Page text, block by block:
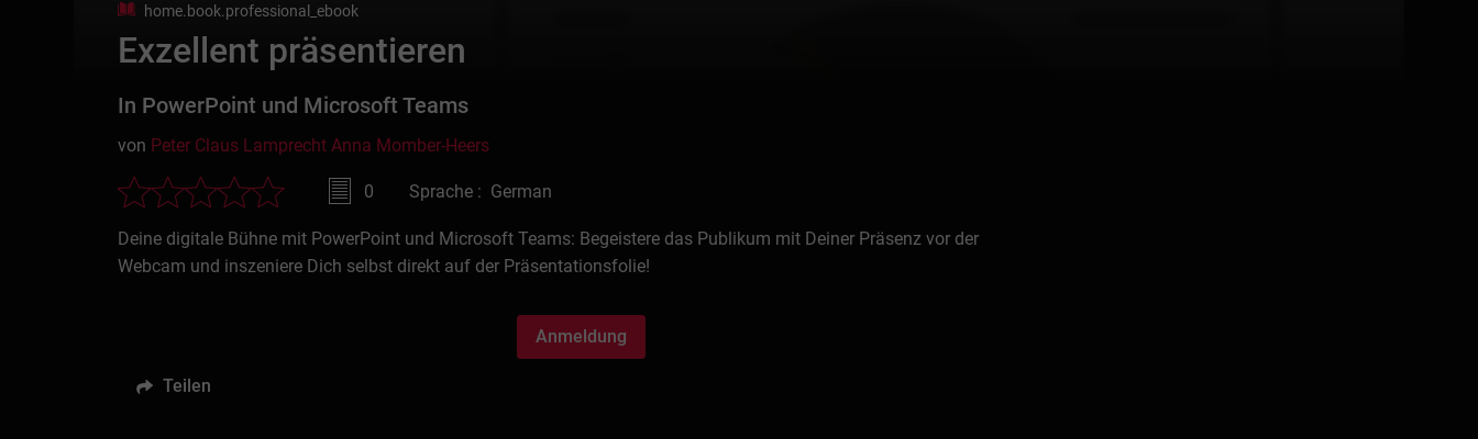
home.book.professional_ebook
Exzellent präsentieren
In PowerPoint und Microsoft Teams
von Peter Claus LamprechtAnna Momber-Heers
0 Sprache : German
Deine digitale Bühne mit PowerPoint und Microsoft Teams: Begeistere das Publikum mit Deiner Präsenz vor der
Webcam und inszeniere Dich selbst direkt auf der Präsentationsfolie!
Anmeldung
Teilen